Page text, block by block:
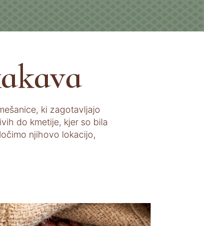
ki zagotavljajo
do kmetije, kjer so bila
njihovo lokacijo,